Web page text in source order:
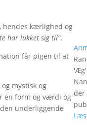
hendes kærlighed og
har lukket sig til”.
får pigen til at
mystisk og
en form og værdi og
underliggende
'Æg'
der